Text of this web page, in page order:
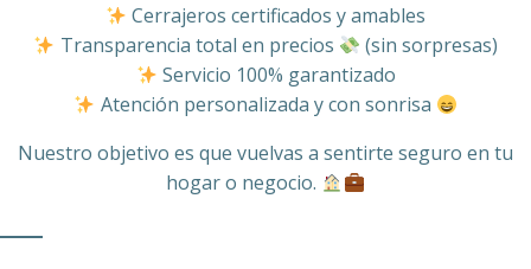
Cerrajeros certificados y amables
Transparencia total en precios
(sin sorpresas)
Servicio 100% garantizado
Atención personalizada y con sonrisa
Nuestro objetivo es que vuelvas a sentirte seguro en tu
hogar o negocio.